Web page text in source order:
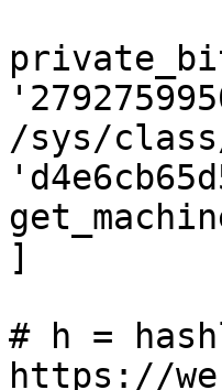
/sys/
]
# h =
https://